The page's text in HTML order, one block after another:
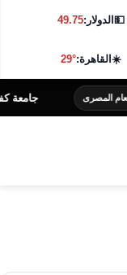
💵الدولار:49.75
☀️القاهرة:29°
جامعة كفر الشيخ تطلق هاكاثون